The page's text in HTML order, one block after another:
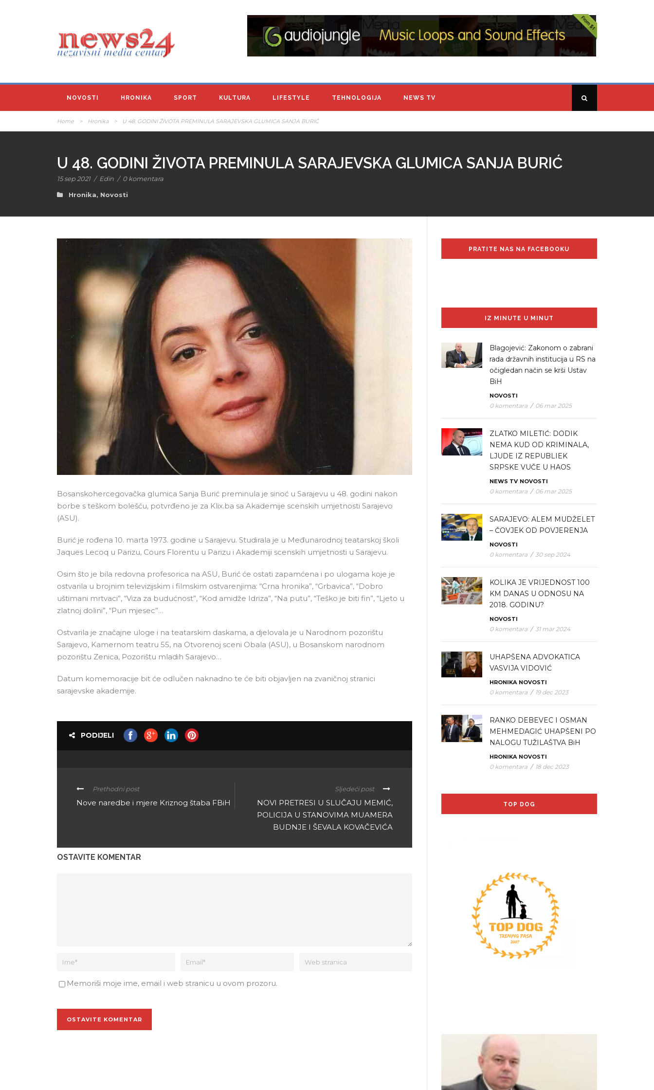
NOVOSTI HRONIKA SPORT KULTURA LIFESTYLE TEHNOLOGIJA NEWS TV
Home > Hronika > U 48. GODINI ŽIVOTA PREMINULA SARAJEVSKA GLUMICA SANJA BURIĆ
U 48. GODINI ŽIVOTA PREMINULA SARAJEVSKA GLUMICA SANJA BURIĆ
15 sep 2021 / Edin / 0 komentara
Hronika, Novosti
Bosanskohercegovačka glumica Sanja Burić preminula je sinoć u Sarajevu u 48. godini nakon
borbe s teškom bolešću, potvrđeno je za Klix.ba sa Akademije scenskih umjetnosti Sarajevo
(ASU).
Burić je rođena 10. marta 1973. godine u Sarajevu. Studirala je u Međunarodnoj teatarskoj školi
Jaques Lecoq u Parizu, Cours Florentu u Parizu i Akademiji scenskih umjetnosti u Sarajevu.
Osim što je bila redovna profesorica na ASU, Burić će ostati zapamćena i po ulogama koje je
ostvarila u brojnim televizijskim i filmskim ostvarenjima: “Crna hronika”, “Grbavica”, “Dobro
uštimani mrtvaci”, “Viza za budućnost”, “Kod amidže Idriza”, “Na putu”, “Teško je biti fin”, “Ljeto u
zlatnoj dolini”, “Pun mjesec”…
Ostvarila je značajne uloge i na teatarskim daskama, a djelovala je u Narodnom pozorištu
Sarajevo, Kamernom teatru 55, na Otvorenoj sceni Obala (ASU), u Bosanskom narodnom
pozorištu Zenica, Pozorištu mladih Sarajevo…
Datum komemoracije bit će odlučen naknadno te će biti objavljen na zvaničnoj stranici
sarajevske akademije.
PODIJELI
Prethodni post
Nove naredbe i mjere Kriznog štaba FBiH
Sljedeći post
NOVI PRETRESI U SLUČAJU MEMIĆ,
POLICIJA U STANOVIMA MUAMERA
BUDNJE I ŠEVALA KOVAČEVIĆA
OSTAVITE KOMENTAR
Memoriši moje ime, email i web stranicu u ovom prozoru.
PRATITE NAS NA FACEBOOKU
IZ MINUTE U MINUT
Blagojević: Zakonom o zabrani
rada državnih institucija u RS na
očigledan način se krši Ustav
BiH
NOVOSTI
0 komentara / 06 mar 2025
ZLATKO MILETIĆ: DODIK
NEMA KUD OD KRIMINALA,
LJUDE IZ REPUBLIEK
SRPSKE VUČE U HAOS
NEWS TV NOVOSTI
0 komentara / 06 mar 2025
SARAJEVO: ALEM MUDŽELET
– ČOVJEK OD POVJERENJA
NOVOSTI
0 komentara / 30 sep 2024
KOLIKA JE VRIJEDNOST 100
KM DANAS U ODNOSU NA
2018. GODINU?
NOVOSTI
0 komentara / 31 mar 2024
UHAPŠENA ADVOKATICA
VASVIJA VIDOVIĆ
HRONIKA NOVOSTI
0 komentara / 19 dec 2023
RANKO DEBEVEC I OSMAN
MEHMEDAGIĆ UHAPŠENI PO
NALOGU TUŽILAŠTVA BiH
HRONIKA NOVOSTI
0 komentara / 18 dec 2023
TOP DOG